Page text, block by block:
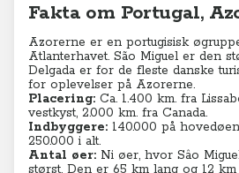
Fakta om Portugal,
Azorerne er en portugisisk
Atlanterhavet. São Miguel er den
Delgada er for de fleste danske
for oplevelser på Azorerne.
Placering: Ca. 1.400 km. fra
vestkyst, 2.000 km. fra Canada.
Indbyggere: 140.000 på hovedøen
250.000 i alt.
Antal øer: Ni øer, hvor Sâo
størst. Den er 65 km lang og 12